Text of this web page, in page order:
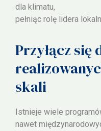
dla klimatu,
pełniąc rolę lidera
Przyłącz
skali
Istnieje wiele
nawet